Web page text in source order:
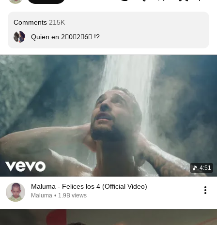
Comments 215K
Quien en 2⃣0⃣2⃣6⃣ !?
4:51
Maluma - Felices los 4 (Official Video)
Maluma • 1.9B views